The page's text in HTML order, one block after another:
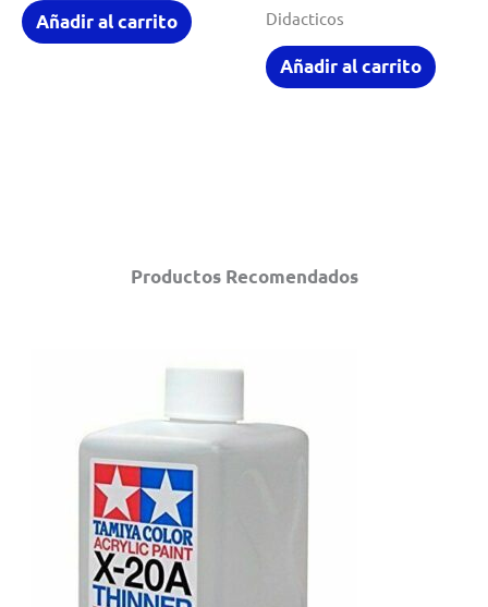
Productos Recomendados
Añadir al carrito Didacticos
Añadir al carrito